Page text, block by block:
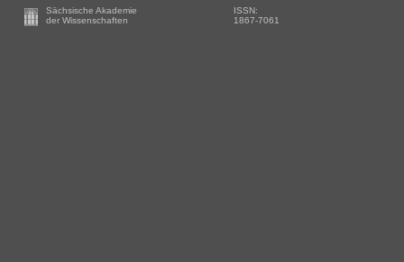
Footer
Sächsische Akademie
der Wissenschaften
ISSN:
1867-7061